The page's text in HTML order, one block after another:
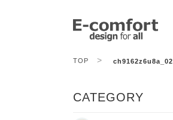
TOP > ch9162z6u8a_02
CATEGORY